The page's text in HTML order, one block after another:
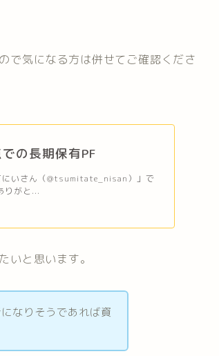
で気になる方は併せてご確認くださ
の長期保有PF
にいさん（@tsumitate_nisan）」で
りがと...
いと思います。
なりそうであれば資